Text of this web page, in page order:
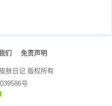
们 免责声明
皮肤日记 版权所有
号